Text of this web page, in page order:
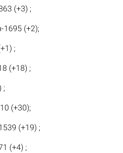
(+3) ;
1695 (+2);
;
(+18) ;
;
(+30);
(+19) ;
(+4) ;